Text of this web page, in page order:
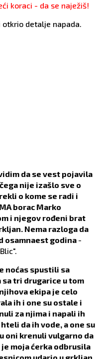
koraci - da se naježiš!
otkrio detalje napada.
da se vest pojavila
nije izašlo sve o
o kome se radi i
borac Marko
i njegov rođeni brat
Nema razloga da
osamnaest godina -
noćas spustili sa
sa tri drugarice u tom
ekipa je celo
ih i one su ostale i
za njima i napali ih
da ih vode, a one su
oni krenuli vulgarno da
moja ćerka odbrusila